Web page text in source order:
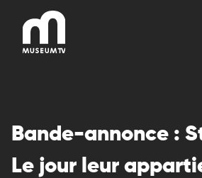
contenu
Bande-annonce :
Le jour leur